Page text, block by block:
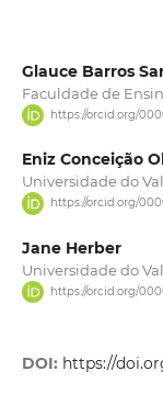
Glauce Barros
Faculdade de
https://orcid.org/
Eniz Conceição
Universidade do
https://orcid.org/
Jane Herber
Universidade do
https://orcid.org/
DOI: https://